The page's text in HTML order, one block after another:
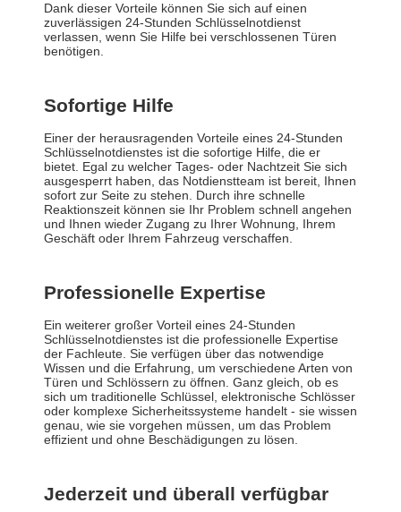
Dank dieser Vorteile können Sie sich auf einen
zuverlässigen 24-Stunden Schlüsselnotdienst
verlassen, wenn Sie Hilfe bei verschlossenen Türen
benötigen.
Sofortige Hilfe
Einer der herausragenden Vorteile eines 24-Stunden
Schlüsselnotdienstes ist die sofortige Hilfe, die er
bietet. Egal zu welcher Tages- oder Nachtzeit Sie sich
ausgesperrt haben, das Notdienstteam ist bereit, Ihnen
sofort zur Seite zu stehen. Durch ihre schnelle
Reaktionszeit können sie Ihr Problem schnell angehen
und Ihnen wieder Zugang zu Ihrer Wohnung, Ihrem
Geschäft oder Ihrem Fahrzeug verschaffen.
Professionelle Expertise
Ein weiterer großer Vorteil eines 24-Stunden
Schlüsselnotdienstes ist die professionelle Expertise
der Fachleute. Sie verfügen über das notwendige
Wissen und die Erfahrung, um verschiedene Arten von
Türen und Schlössern zu öffnen. Ganz gleich, ob es
sich um traditionelle Schlüssel, elektronische Schlösser
oder komplexe Sicherheitssysteme handelt - sie wissen
genau, wie sie vorgehen müssen, um das Problem
effizient und ohne Beschädigungen zu lösen.
Jederzeit und überall verfügbar